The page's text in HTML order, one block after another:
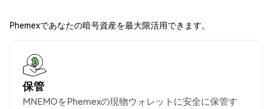
Phemexであなたの暗号資産を最大限活用できます。
保管
MNEMOをPhemexの現物ウォレットに安全に保管す